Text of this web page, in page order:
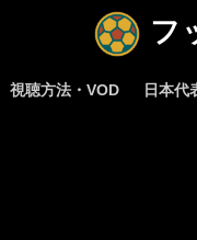
フ
視聴方法・VOD 日本代